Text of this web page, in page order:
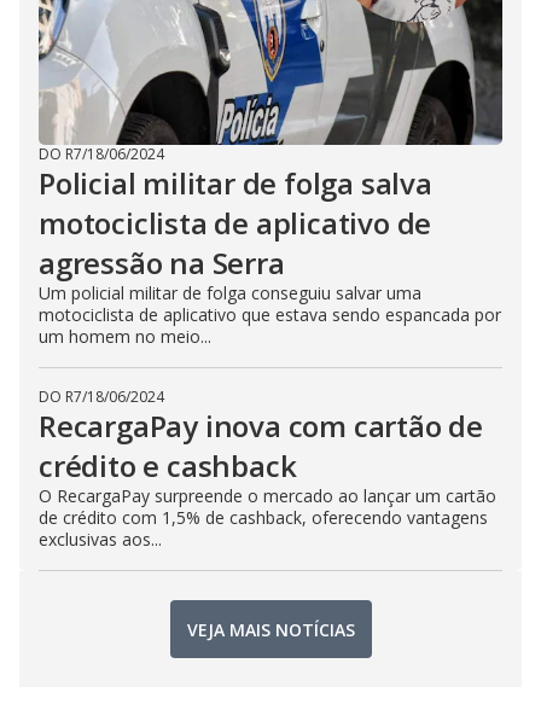
DO R7/18/06/2024
Policial militar de folga salva
motociclista de aplicativo de
agressão na Serra
Um policial militar de folga conseguiu salvar uma
motociclista de aplicativo que estava sendo espancada por
um homem no meio...
DO R7/18/06/2024
RecargaPay inova com cartão de
crédito e cashback
O RecargaPay surpreende o mercado ao lançar um cartão
de crédito com 1,5% de cashback, oferecendo vantagens
exclusivas aos...
VEJA MAIS NOTÍCIAS